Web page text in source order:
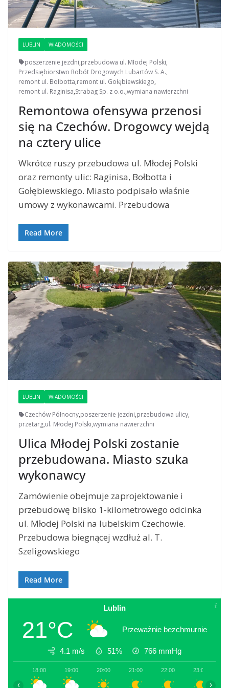
LUBLIN WIADOMOŚCI
poszerzenie jezdni,przebudowa ul. Młodej Polski,
Przedsiębiorstwo Robót Drogowych Lubartów S. A.,
remont ul. Bołbotta,remont ul. Gołębiewskiego,
remont ul. Raginisa,Strabag Sp. z o.o.,wymiana nawierzchni
Remontowa ofensywa przenosi
się na Czechów. Drogowcy wejdą
na cztery ulice
Wkrótce ruszy przebudowa ul. Młodej Polski
oraz remonty ulic: Raginisa, Bołbotta i
Gołębiewskiego. Miasto podpisało właśnie
umowy z wykonawcami. Przebudowa
Read More
LUBLIN WIADOMOŚCI
Czechów Północny,poszerzenie jezdni,przebudowa ulicy,
przetarg,ul. Młodej Polski,wymiana nawierzchni
Ulica Młodej Polski zostanie
przebudowana. Miasto szuka
wykonawcy
Zamówienie obejmuje zaprojektowanie i
przebudowę blisko 1-kilometrowego odcinka
ul. Młodej Polski na lubelskim Czechowie.
Przebudowa biegnącej wzdłuż al. T.
Szeligowskiego
Read More
Lublin
21°C Przeważnie bezchmurnie
4.1 m/s 51% 766 mmHg
18:00 19:00 20:00 21:00 22:00 23:00
‹ ›